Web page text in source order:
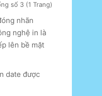
số 3 (1 Trang)
nhãn
nghệ in là
lên bề mặt
date được